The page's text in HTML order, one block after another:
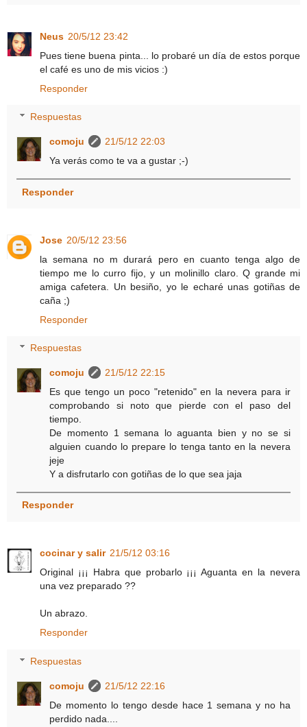
Neus 20/5/12 23:42
Pues tiene buena pinta... lo probaré un día de estos porque
el café es uno de mis vicios :)
Responder
Respuestas
comoju
21/5/12 22:03
Ya verás como te va a gustar ;-)
Responder
Jose 20/5/12 23:56
la semana no m durará pero en cuanto tenga algo de
tiempo me lo curro fijo, y un molinillo claro. Q grande mi
amiga cafetera. Un besiño, yo le echaré unas gotiñas de
caña ;)
Responder
Respuestas
comoju
21/5/12 22:15
Es que tengo un poco "retenido" en la nevera para ir
comprobando si noto que pierde con el paso del
tiempo.
De momento 1 semana lo aguanta bien y no se si
alguien cuando lo prepare lo tenga tanto en la nevera
jeje
Y a disfrutarlo con gotiñas de lo que sea jaja
Responder
cocinar y salir 21/5/12 03:16
Original ¡¡¡ Habra que probarlo ¡¡¡ Aguanta en la nevera
una vez preparado ??
Un abrazo.
Responder
Respuestas
comoju
21/5/12 22:16
De momento lo tengo desde hace 1 semana y no ha
perdido nada....